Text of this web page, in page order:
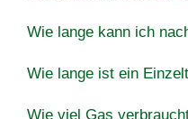
Wie lange kann ich
Wie lange ist ein
Wie viel Gas